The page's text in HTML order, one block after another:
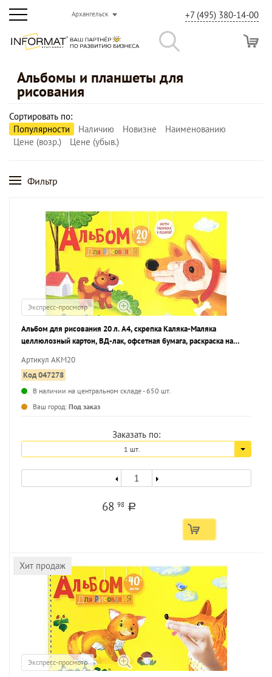
Архангельск +7 (495) 380-14-00
Альбомы и планшеты для
рисования
Сортировать по:
Популярности
Наличию Новизне
Наименованию
Цене (возр.)
Цене (убыв.)
Фильтр
Экспресс-просмотр
Альбом для рисования 20 л. А4, скрепка Каляка-Маляка
целлюлозный картон, ВД-лак, офсетная бумага, раскраска на
Артикул АКМ20
Код 047278
В наличии на центральном складе - 650 шт.
Ваш город: Под заказ
Заказать по:
1 шт.
6898 a
Хит продаж
Экспресс-просмотр